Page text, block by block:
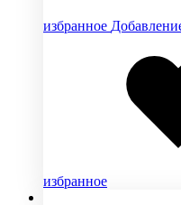
избранное
избранное